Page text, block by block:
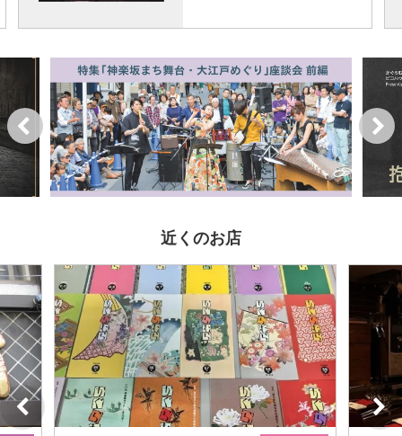
近くのお店